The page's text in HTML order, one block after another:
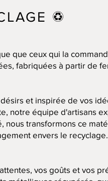
♽
que ceux qui la
fabriquées à partir de
et inspirée de vos
notre équipe d'artisans
nous transformons ce
envers le recyclage.
vos goûts et vos